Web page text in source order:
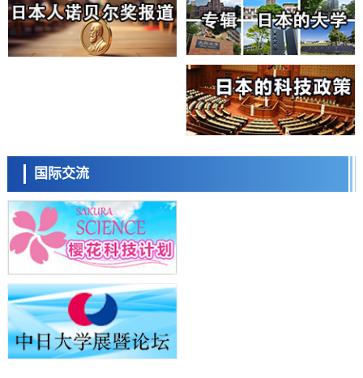
大阪大学开发基于水氢键网络的温度预测新方法，AI从分子排列信息中
高精度解读
经济・社会
【AI法上篇】如何对“将人生交给AI”保持危机感——中央大学平野晋教
庆应义塾大学阐明脑内“游击手”小胶质细胞包裹保护受损神经细胞的机
制，有望用于开发阿尔茨海默病等疾病疗法
劣化抑制机制，为提升轮胎安全性与耐久性的材料设计开辟道路
科学研究
近畿大学等发现植物染料“日本茜”的红色成分可抑制老化与炎症，有望
科学研究
群马大学开发针对难治性癫痫的新型基因疗法，利用超小型GAD67启动
子抑制发作
科学研究
九州大学揭示夜间眼压升高机制：两种激素波动叠加所致
科学研究
东京都产技研采用新手法开发出可稳定工作至300℃的介电材料，已验
证电容器可在汽车发动机等高温环境下工作
经济・社会
日本生成式AI使用者占比一年内翻倍，但与中美德仍有较大差距
国际交流
流员
小岩井忠道